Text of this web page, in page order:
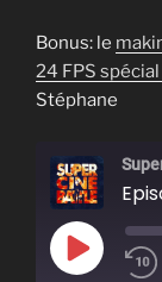
Bonus: le
24 FPS
Stéphane
Play
Episode